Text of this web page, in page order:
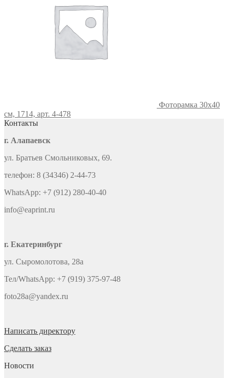
Фоторамка 30х40
см, 1714, арт. 4-478
Контакты
г. Алапаевск
ул. Братьев Смольниковых, 69.
телефон: 8 (34346) 2-44-73
WhatsApp: +7 (912) 280-40-40
info@eaprint.ru
г. Екатеринбург
ул. Сыромолотова, 28а
Тел/WhatsApp: +7 (919) 375-97-48
foto28a@yandex.ru
Написать директору
Сделать заказ
Новости